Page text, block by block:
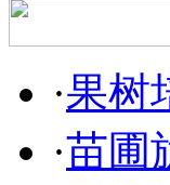
·果树
·苗圃